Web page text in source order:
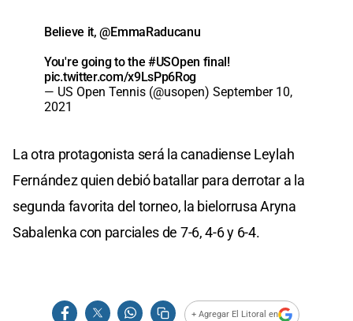
Believe it,@EmmaRaducanu
You're going to the #USOpen final!
pic.twitter.com/x9LsPp6Rog
— US Open Tennis (@usopen) September 10,
2021
La otra protagonista será la canadiense Leylah
Fernández quien debió batallar para derrotar a la
segunda favorita del torneo, la bielorrusa Aryna
Sabalenka con parciales de 7-6, 4-6 y 6-4.
+ Agregar El Litoral en